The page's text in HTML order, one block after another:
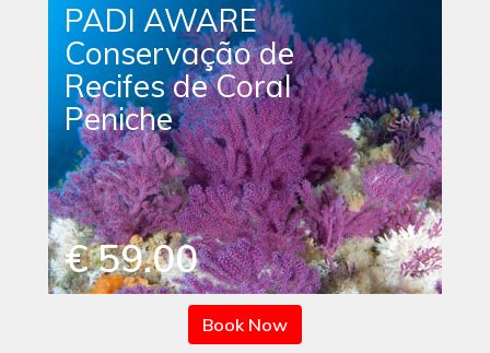
PADI AWARE
Conservação de
Recifes de Coral
Peniche
€ 59.00
Book Now